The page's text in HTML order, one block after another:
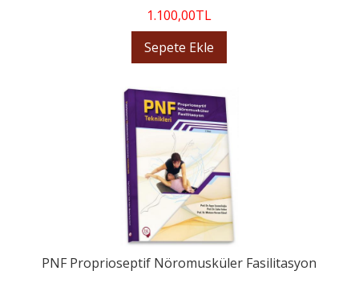
1.100,00TL
Sepete Ekle
PNF Proprioseptif Nöromusküler Fasilitasyon